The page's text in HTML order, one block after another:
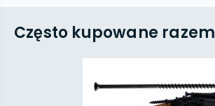
Często kupowane razem